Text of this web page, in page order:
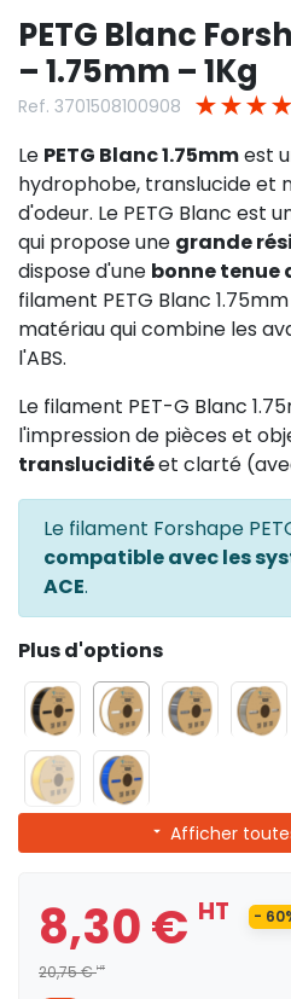
PETG Blanc
– 1.75mm – 1Kg
Ref. 3701508100908 ★ ★ ★ ★
Le PETG Blanc 1.75mmest
hydrophobe, translucide et
d'odeur. Le PETG Blanc est
qui propose une grande
dispose d'une bonne tenue
filament PETG Blanc
matériau qui combine les
l'ABS.
Le filament PET-G Blanc
l'impression de pièces et
transluciditéet clarté
Le filament Forshape
compatible avec les
ACE.
Plus d'options
Afficher
8,30 € HT
20,75 €HT
-